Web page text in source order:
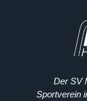
Der SV
Sportverein